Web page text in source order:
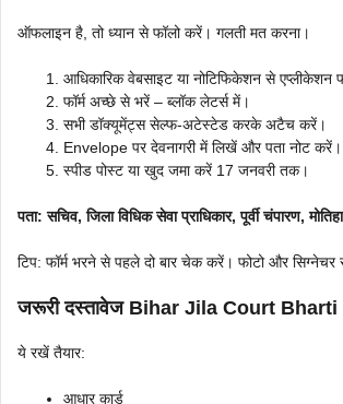
ऑफलाइन है, तो ध्यान से फॉलो करें। गलती मत करना।
आधिकारिक वेबसाइट या नोटिफिकेशन से एप्लीकेशन
फॉर्म अच्छे से भरें – ब्लॉक लेटर्स में।
सभी डॉक्यूमेंट्स सेल्फ-अटेस्टेड करके अटैच करें।
Envelope पर देवनागरी में लिखें और पता नोट करें।
स्पीड पोस्ट या खुद जमा करें 17 जनवरी तक।
पता: सचिव, जिला विधिक सेवा प्राधिकार, पूर्वी चंपारण,
टिप: फॉर्म भरने से पहले दो बार चेक करें। फोटो और सिग्नेचर
जरूरी दस्तावेज Bihar Jila Court Bharti
ये रखें तैयार:
आधार कार्ड